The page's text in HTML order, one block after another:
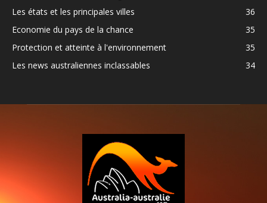
Les états et les principales villes
36
Economie du pays de la chance
35
Protection et atteinte à l'environnement
35
Les news australiennes inclassables
34